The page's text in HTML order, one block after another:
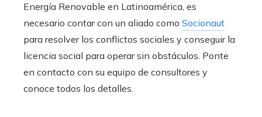
Energía Renovable en Latinoamérica, es
necesario contar con un aliado como Socionaut
para resolver los conflictos sociales y conseguir la
licencia social para operar sin obstáculos. Ponte
en contacto con su equipo de consultores y
conoce todos los detalles.